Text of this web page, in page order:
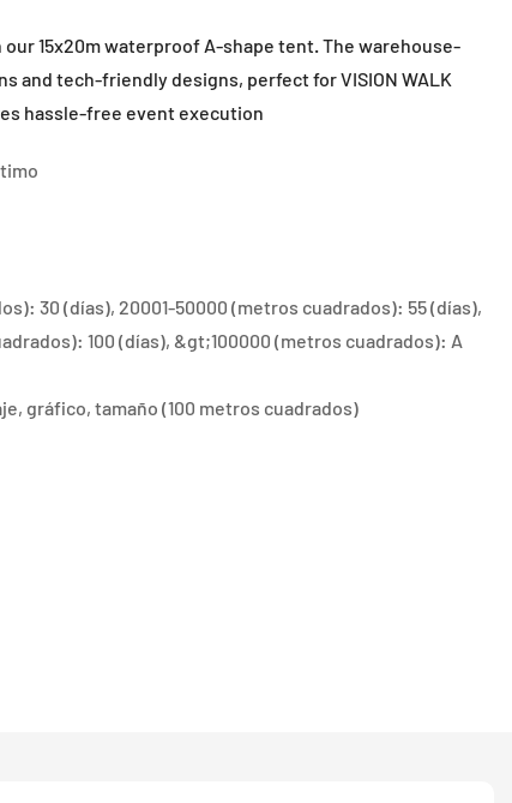
15x20m waterproof A-shape tent. The warehouse-
and tech-friendly designs, perfect for VISION WALK
hassle-free event execution
30 (días), 20001-50000 (metros cuadrados): 55 (días),
100 (días), &gt;100000 (metros cuadrados): A
gráfico, tamaño (100 metros cuadrados)